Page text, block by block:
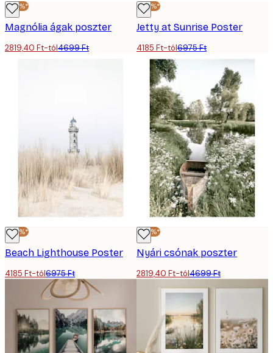
-40%*
Magnólia ágak poszter
2819,40 Ft-tól4699 Ft
-40%*
Jetty at Sunrise Poster
4185 Ft-tól6975 Ft
-40%*
Beach Lighthouse Poster
4185 Ft-tól6975 Ft
-40%*
Nyári csónak poszter
2819,40 Ft-tól4699 Ft